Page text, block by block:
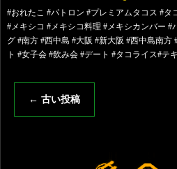
#おれたこ #パトロン #プレミアムタコス #タ
#メキシコ #メキシコ料理 #メキシカンバー #
グ #南方 #西中島 #大阪 #新大阪 #西中島南方
ト #女子会 #飲み会 #デート #タコライス#テ
← 古い投稿